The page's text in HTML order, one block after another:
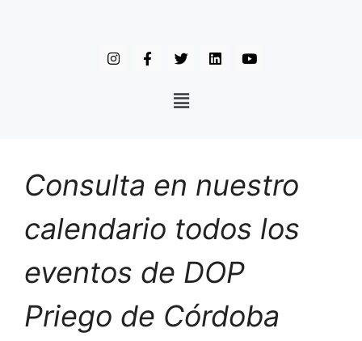
Consulta en nuestro
calendario todos los
eventos de DOP
Priego de Córdoba